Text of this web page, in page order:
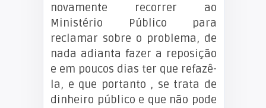
novamente recorrer ao
Ministério Público para
reclamar sobre o problema, de
nada adianta fazer a reposição
e em poucos dias ter que refazê-
la, e que portanto , se trata de
dinheiro público e que não pode